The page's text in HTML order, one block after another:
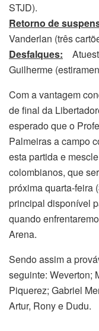
STJD).
Retorno de
Vanderlan (três
Desfalques:
Guilherme
Com a vantagem
de final da
esperado que o
Palmeiras a campo
esta partida e
colombianos, que
próxima quarta-feira
principal disponível
quando
Arena.
Sendo assim a
seguinte: Weverton;
Piquerez; Gabriel
Artur, Rony e Dudu.